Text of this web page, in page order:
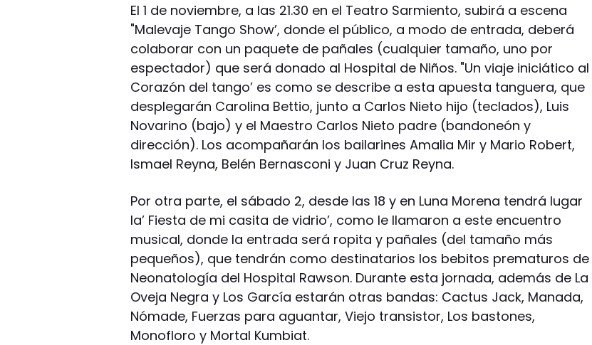
El 1 de noviembre, a las 21.30 en el Teatro Sarmiento, subirá a escena
"Malevaje Tango Show’, donde el público, a modo de entrada, deberá
colaborar con un paquete de pañales (cualquier tamaño, uno por
espectador) que será donado al Hospital de Niños. "Un viaje iniciático al
Corazón del tango’ es como se describe a esta apuesta tanguera, que
desplegarán Carolina Bettio, junto a Carlos Nieto hijo (teclados), Luis
Novarino (bajo) y el Maestro Carlos Nieto padre (bandoneón y
dirección). Los acompañarán los bailarines Amalia Mir y Mario Robert,
Ismael Reyna, Belén Bernasconi y Juan Cruz Reyna.
Por otra parte, el sábado 2, desde las 18 y en Luna Morena tendrá lugar
la’ Fiesta de mi casita de vidrio’, como le llamaron a este encuentro
musical, donde la entrada será ropita y pañales (del tamaño más
pequeños), que tendrán como destinatarios los bebitos prematuros de
Neonatología del Hospital Rawson. Durante esta jornada, además de La
Oveja Negra y Los García estarán otras bandas: Cactus Jack, Manada,
Nómade, Fuerzas para aguantar, Viejo transistor, Los bastones,
Monofloro y Mortal Kumbiat.